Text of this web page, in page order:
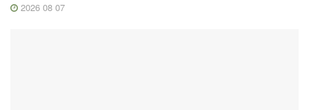
2026 08 07